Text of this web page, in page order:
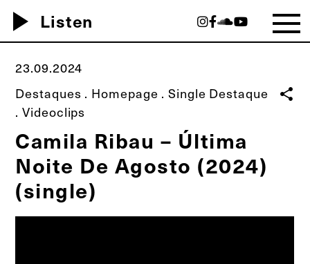
play_arrow Listen
23.09.2024
Destaques . Homepage .Single Destaque
.Videoclips
share
Camila Ribau – Última
Noite De Agosto (2024)
(single)